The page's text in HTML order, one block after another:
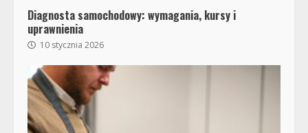
Diagnosta samochodowy: wymagania, kursy i
uprawnienia
10 stycznia 2026